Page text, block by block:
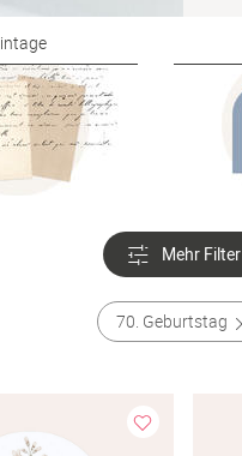
Mehr Filter
70. Geburtstag